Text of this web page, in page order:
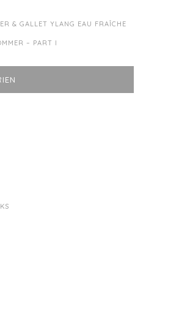
& GALLET YLANG EAU FRAÎCHE
– PART I